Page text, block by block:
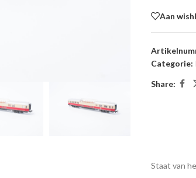
Aan
Categorie:
Share:
Staat van